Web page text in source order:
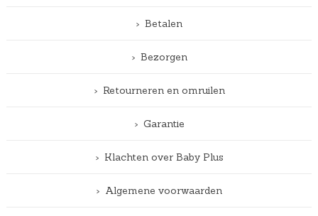
Betalen
Bezorgen
Retourneren en omruilen
Garantie
Klachten over Baby Plus
Algemene voorwaarden